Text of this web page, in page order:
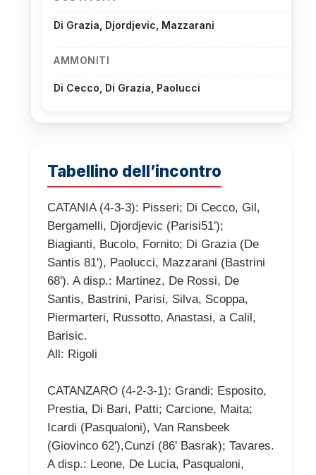
Di Grazia, Djordjevic, Mazzarani
AMMONITI
Di Cecco, Di Grazia, Paolucci
Tabellino dell’incontro
CATANIA (4-3-3): Pisseri; Di Cecco, Gil,
Bergamelli, Djordjevic (Parisi51');
Biagianti, Bucolo, Fornito; Di Grazia (De
Santis 81'), Paolucci, Mazzarani (Bastrini
68'). A disp.: Martinez, De Rossi, De
Santis, Bastrini, Parisi, Silva, Scoppa,
Piermarteri, Russotto, Anastasi, a Calil,
Barisic.
All: Rigoli
CATANZARO (4-2-3-1): Grandi; Esposito,
Prestia, Di Bari, Patti; Carcione, Maita;
Icardi (Pasqualoni), Van Ransbeek
(Giovinco 62'),Cunzi (86' Basrak); Tavares.
A disp.: Leone, De Lucia, Pasqualoni,